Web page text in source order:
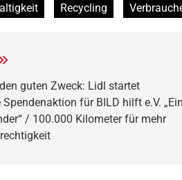
Recycling
guten Zweck: Lidl startet
für BILD hilft e.V. „Ein
/ 100.000 Kilometer für mehr